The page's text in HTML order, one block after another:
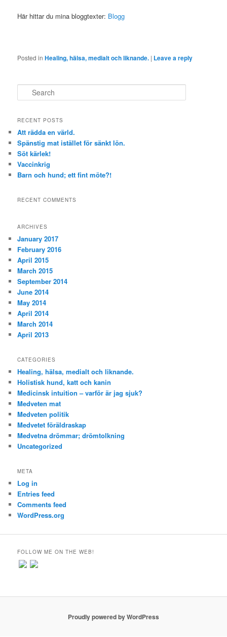
Här hittar du mina bloggtexter: Blogg
Posted in Healing, hälsa, medialt och liknande. | Leave a reply
Search
RECENT POSTS
Att rädda en värld.
Spänstig mat istället för sänkt lön.
Söt kärlek!
Vaccinkrig
Barn och hund; ett fint möte?!
RECENT COMMENTS
ARCHIVES
January 2017
February 2016
April 2015
March 2015
September 2014
June 2014
May 2014
April 2014
March 2014
April 2013
CATEGORIES
Healing, hälsa, medialt och liknande.
Holistisk hund, katt och kanin
Medicinsk intuition – varför är jag sjuk?
Medveten mat
Medveten politik
Medvetet föräldraskap
Medvetna drömmar; drömtolkning
Uncategorized
META
Log in
Entries feed
Comments feed
WordPress.org
FOLLOW ME ON THE WEB!
Proudly powered by WordPress